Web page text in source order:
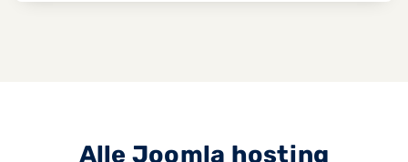
Alle Joomla hosting